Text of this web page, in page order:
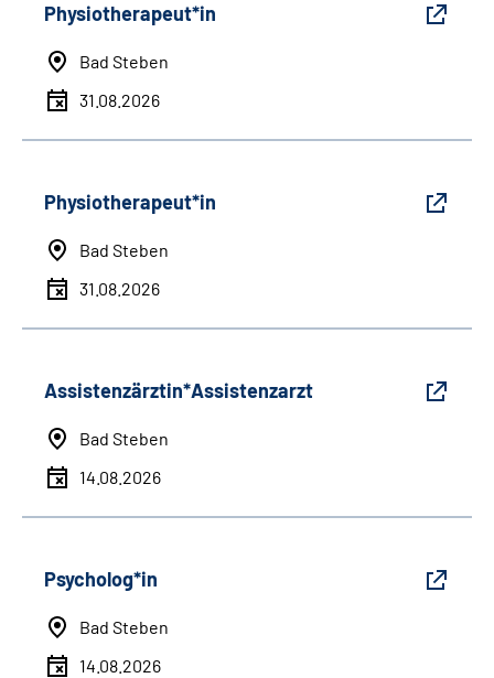
Physiotherapeut*in
Bad Steben
31.08.2026
Physiotherapeut*in
Bad Steben
31.08.2026
Assistenzärztin*Assistenzarzt
Bad Steben
14.08.2026
Psycholog*in
Bad Steben
14.08.2026